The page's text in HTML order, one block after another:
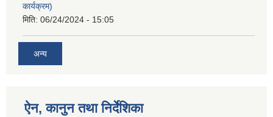
कार्यक्रम)
मिति: 06/24/2024 - 15:05
अन्य
ऐन, कानुन तथा निर्देशिका